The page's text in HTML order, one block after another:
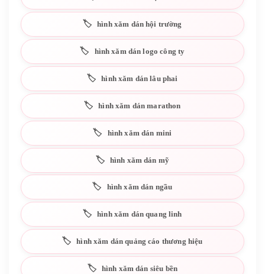
hình xăm dán hội trường
hình xăm dán logo công ty
hình xăm dán lâu phai
hình xăm dán marathon
hình xăm dán mini
hình xăm dán mỹ
hình xăm dán ngầu
hình xăm dán quang linh
hình xăm dán quảng cáo thương hiệu
hình xăm dán siêu bền